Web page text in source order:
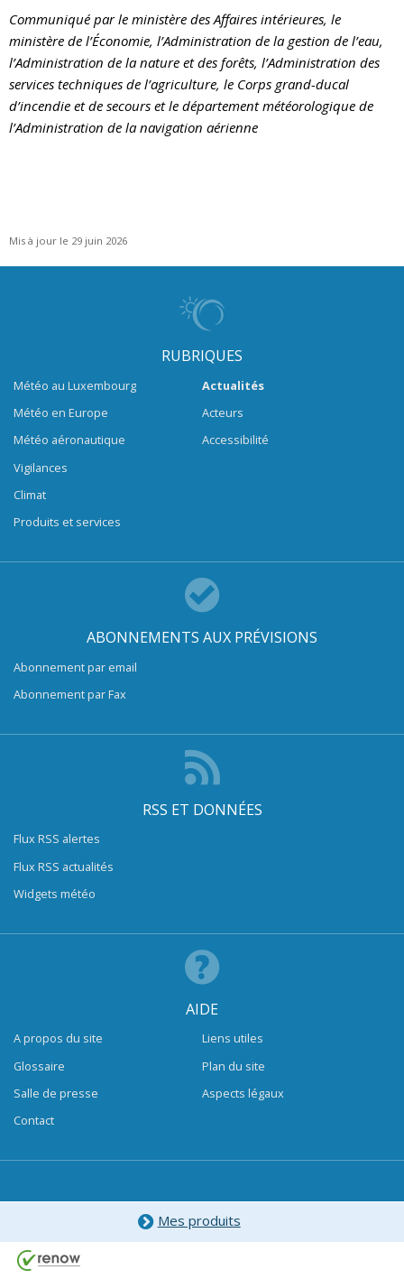
Communiqué par le ministère des Affaires intérieures, le
ministère de l’Économie, l’Administration de la gestion de l’eau,
l’Administration de la nature et des forêts, l’Administration des
services techniques de l’agriculture, le Corps grand-ducal
d’incendie et de secours et le département météorologique de
l’Administration de la navigation aérienne
Mis à jour le 29 juin 2026
RUBRIQUES
Météo au Luxembourg
Météo en Europe
Météo aéronautique
Vigilances
Climat
Produits et services
Actualités
Acteurs
Accessibilité
ABONNEMENTS AUX PRÉVISIONS
Abonnement par email
Abonnement par Fax
RSS ET DONNÉES
Flux RSS alertes
Flux RSS actualités
Widgets météo
AIDE
A propos du site
Glossaire
Salle de presse
Contact
Liens utiles
Plan du site
Aspects légaux
Mes produits